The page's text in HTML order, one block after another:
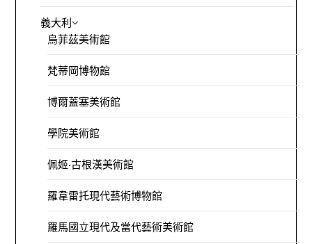
義大利
烏菲茲美術館
梵蒂岡博物館
博爾蓋塞美術館
學院美術館
佩姬·古根漢美術館
羅韋雷托現代藝術博物館
羅馬國立現代及當代藝術美術館